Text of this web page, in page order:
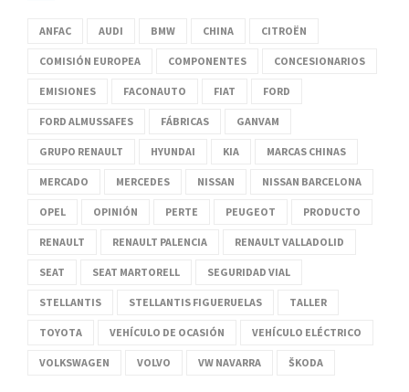
ANFAC AUDI BMW CHINA CITROËN
COMISIÓN EUROPEA COMPONENTES CONCESIONARIOS
EMISIONES FACONAUTO FIAT FORD
FORD ALMUSSAFES FÁBRICAS GANVAM
GRUPO RENAULT HYUNDAI KIA MARCAS CHINAS
MERCADO MERCEDES NISSAN NISSAN BARCELONA
OPEL OPINIÓN PERTE PEUGEOT PRODUCTO
RENAULT RENAULT PALENCIA RENAULT VALLADOLID
SEAT SEAT MARTORELL SEGURIDAD VIAL
STELLANTIS STELLANTIS FIGUERUELAS TALLER
TOYOTA VEHÍCULO DE OCASIÓN VEHÍCULO ELÉCTRICO
VOLKSWAGEN VOLVO VW NAVARRA ŠKODA